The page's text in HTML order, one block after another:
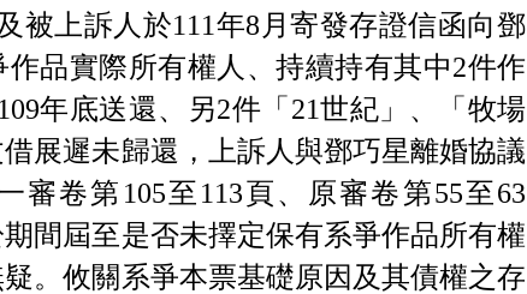
被上訴人於111年8月寄發存證信函向鄧
品實際所有權人、持續持有其中2件作
年底送還、另2件「21世紀」、「牧場
展遲未歸還，上訴人與鄧巧星離婚協議
審卷第105至113頁、原審卷第55至63
間屆至是否未擇定保有系爭作品所有權
。攸關系爭本票基礎原因及其債權之存